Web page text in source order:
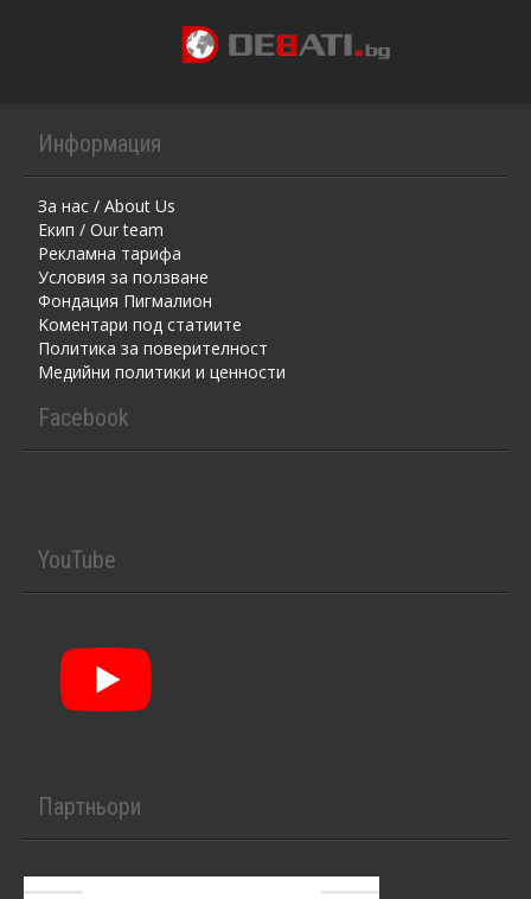
Информация
За нас / About Us
Екип / Our team
Рекламна тарифа
Условия за ползване
Фондация Пигмалион
Kоментaри под статиите
Политика за поверителност
Медийни политики и ценности
Facebook
YouTube
Партньори